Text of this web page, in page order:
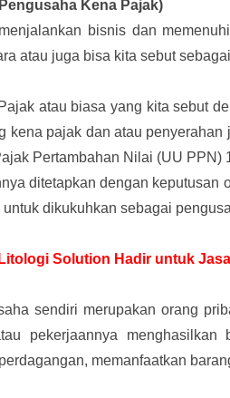
Kena Pajak)
bisnis dan
atau juga bisa kita sebut
atau biasa yang kita sebut
kena pajak dan atau
Pertambahan Nilai (UU
ditetapkan dengan
dikukuhkan sebagai
Solution Hadir untuk
sendiri merupakan orang
pekerjaannya menghasilkan
memanfaatkan